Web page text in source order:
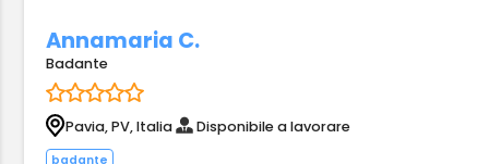
Annamaria C.
Badante
Pavia, PV, Italia Disponibile a lavorare
badante